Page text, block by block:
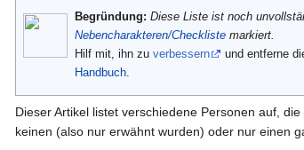
g
a
e
s
Begründung: Diese Liste ist noch
Nebencharakteren/Checkliste markiert.
Hilf mit, ihn zu verbessern
und entferne
Handbuch.
Dieser Artikel listet verschiedene Personen auf,
keinen (also nur erwähnt wurden) oder nur einen